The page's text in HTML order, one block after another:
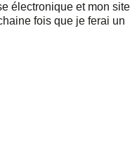
électronique et mon site
fois que je ferai un